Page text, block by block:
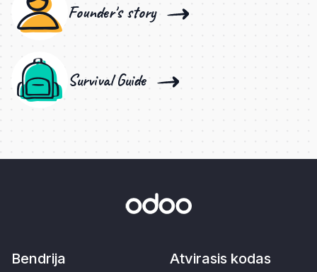
Founder's story
Survival Guide
Bendrija Atvirasis kodas